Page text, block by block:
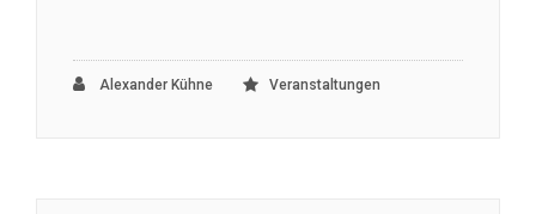
Alexander Kühne Veranstaltungen